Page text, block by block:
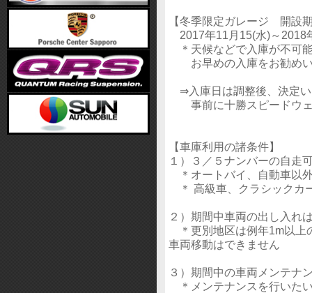
【冬季限定ガレージ 開設
2017年11月15(水)～2018
＊天候などで入庫が不可
お早めの入庫をお勧めい
⇒入庫日は調整後、決定
事前に十勝スピードウェ
【車庫利用の諸条件】
１）３／５ナンバーの自走
＊オートバイ、自動車以
＊ 高級車、クラシックカ
２）期間中車両の出し入れ
＊更別地区は例年1m以上
車両移動はできません
３）期間中の車両メンテナ
＊メンテナンスを行いた